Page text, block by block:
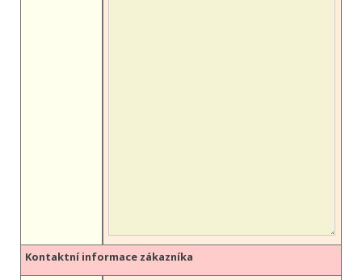
Kontaktní informace zákazníka